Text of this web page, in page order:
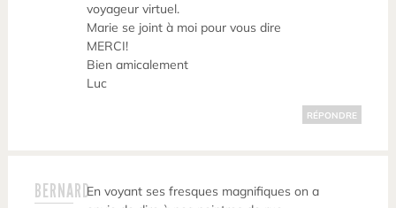
voyageur virtuel.
Marie se joint à moi pour vous dire
MERCI!
Bien amicalement
Luc
RÉPONDRE
BERNARDEn voyant ses fresques magnifiques on a